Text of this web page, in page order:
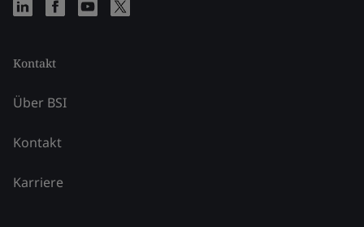
Kontakt
Über BSI
Kontakt
Karriere